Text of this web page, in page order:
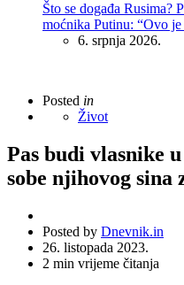
Što se događa Rusima?
moćnika Putinu: “Ovo je
6. srpnja 2026.
Posted in
Život
Pas budi vlasnike
sobe njihovog sina
Posted by Dnevnik.in
26. listopada 2023.
2 min vrijeme čitanja